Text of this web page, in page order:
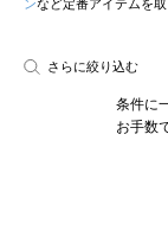
ンなど定番アイテムを取
さらに絞り込む
条件に
お手数